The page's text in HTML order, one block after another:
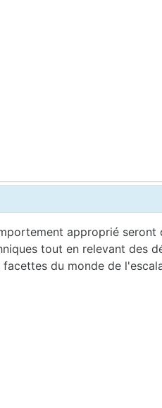
approprié seront
tout en relevant des
du monde de